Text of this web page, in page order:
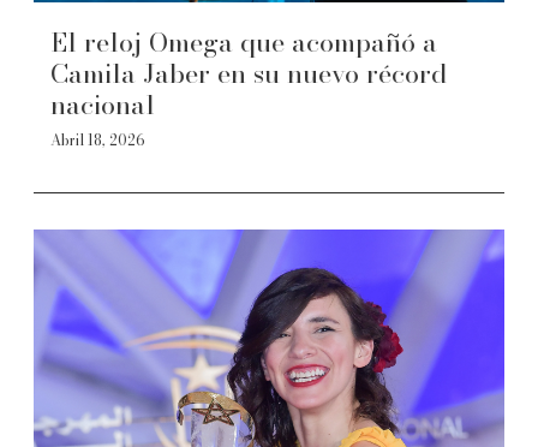
El reloj Omega que acompañó a
Camila Jaber en su nuevo récord
nacional
Abril 18, 2026